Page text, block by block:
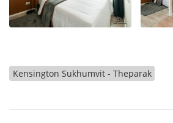
Kensington Sukhumvit - Theparak